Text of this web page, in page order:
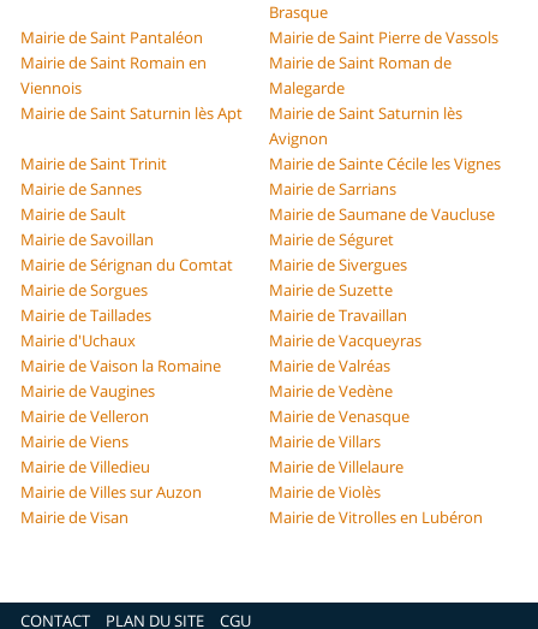
Brasque
Mairie de Saint Pantaléon
Mairie de Saint Pierre de Vassols
Mairie de Saint Romain en
Viennois
Mairie de Saint Roman de
Malegarde
Mairie de Saint Saturnin lès Apt
Mairie de Saint Saturnin lès
Avignon
Mairie de Saint Trinit
Mairie de Sainte Cécile les Vignes
Mairie de Sannes
Mairie de Sarrians
Mairie de Sault
Mairie de Saumane de Vaucluse
Mairie de Savoillan
Mairie de Séguret
Mairie de Sérignan du Comtat
Mairie de Sivergues
Mairie de Sorgues
Mairie de Suzette
Mairie de Taillades
Mairie de Travaillan
Mairie d'Uchaux
Mairie de Vacqueyras
Mairie de Vaison la Romaine
Mairie de Valréas
Mairie de Vaugines
Mairie de Vedène
Mairie de Velleron
Mairie de Venasque
Mairie de Viens
Mairie de Villars
Mairie de Villedieu
Mairie de Villelaure
Mairie de Villes sur Auzon
Mairie de Violès
Mairie de Visan
Mairie de Vitrolles en Lubéron
CONTACT PLAN DU SITE CGU